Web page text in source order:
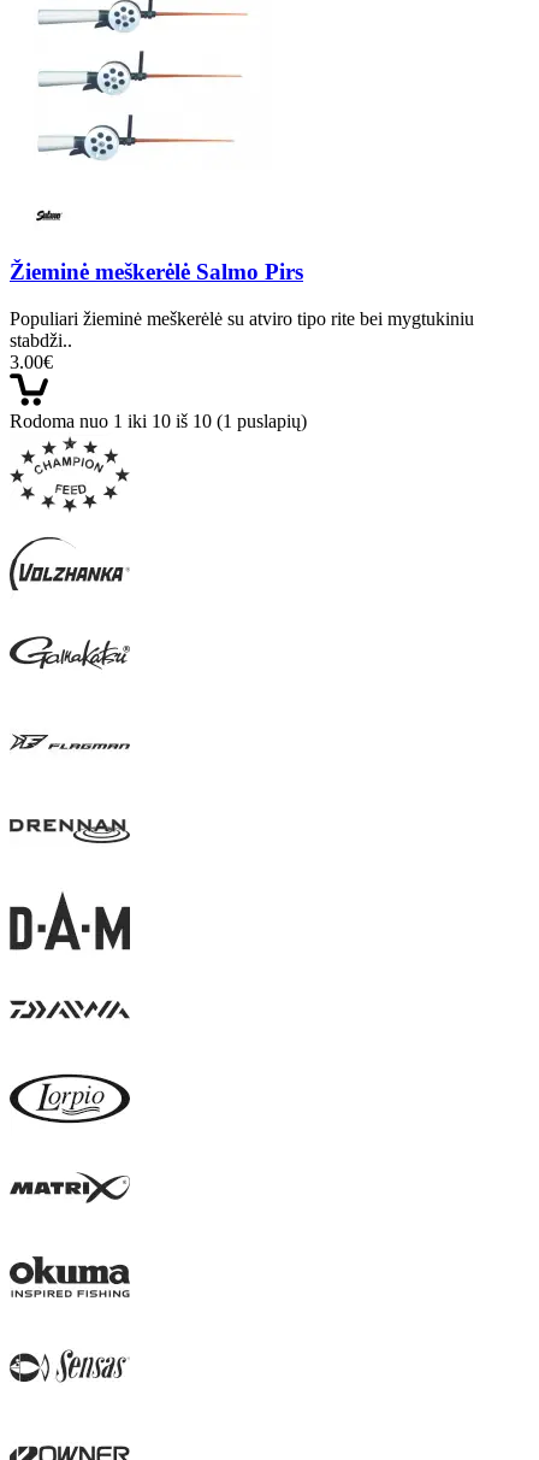
Žieminė meškerėlė Salmo Pirs
Populiari žieminė meškerėlė su atviro tipo rite bei mygtukiniu
stabdži..
3.00€
Rodoma nuo 1 iki 10 iš 10 (1 puslapių)